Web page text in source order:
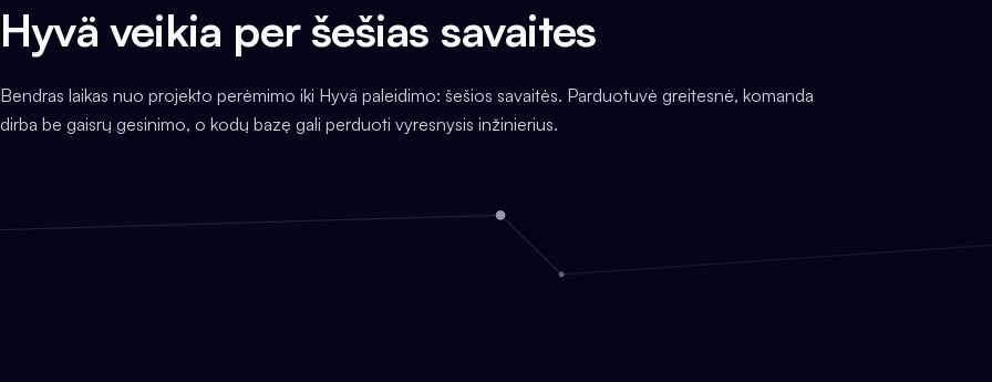
Hyvä veikia per šešias savaites
Bendras laikas nuo projekto perėmimo iki Hyvä paleidimo: šešios savaitės. Parduotuvė greitesnė, komanda
dirba be gaisrų gesinimo, o kodų bazę gali perduoti vyresnysis inžinierius.